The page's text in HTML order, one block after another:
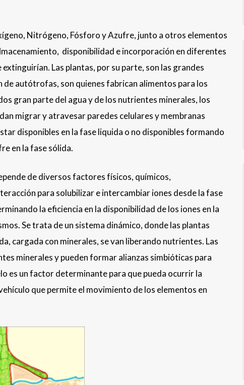
Nitrógeno, Fósforo y Azufre, junto a otros elementos
disponibilidad e incorporación en diferentes
Las plantas, por su parte, son las grandes
autótrofas, son quienes fabrican alimentos para los
gran parte del agua y de los nutrientes minerales, los
migrar y atravesar paredes celulares y membranas
disponibles en la fase liquida o no disponibles formando
en la fase sólida.
de diversos factores físicos, químicos,
para solubilizar e intercambiar iones desde la fase
la eficiencia en la disponibilidad de los iones en la
Se trata de un sistema dinámico, donde las plantas
cargada con minerales, se van liberando nutrientes. Las
minerales y pueden formar alianzas simbióticas para
es un factor determinante para que pueda ocurrir la
que permite el movimiento de los elementos en